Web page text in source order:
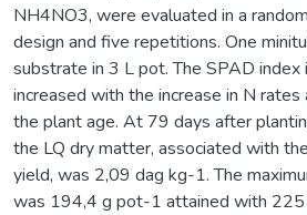
NH4NO3, were evaluated in a
design and five repetitions. One
substrate in 3 L pot. The SPAD index
increased with the increase in N
the plant age. At 79 days after
the LQ dry matter, associated with
yield, was 2,09 dag kg-1. The
was 194,4 g pot-1 attained with